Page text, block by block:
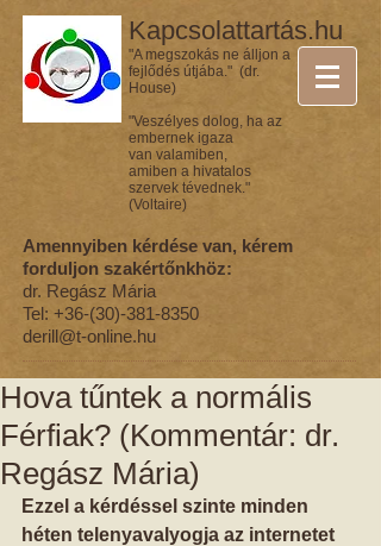
Kapcsolattartás.hu
"A megszokás ne álljon a
fejlődés útjába." (dr.
House)
"Veszélyes dolog, ha az
embernek igaza
van valamiben,
amiben a hivatalos
szervek tévednek."
(Voltaire)
Amennyiben kérdése van, kérem
forduljon szakértőnkhöz:
dr. Regász Mária
Tel: +36-(30)-381-8350
derill@t-online.hu
Hova tűntek a normális
Férfiak? (Kommentár: dr.
Regász Mária)
Ezzel a kérdéssel szinte minden
héten telenyavalyogja az internetet